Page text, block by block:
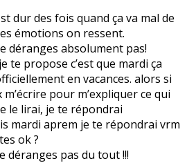
dur des fois quand ça va mal de
émotions on ressent.
déranges absolument pas!
te propose c’est que mardi ça
en vacances. alors si
m’écrire pour m’expliquer ce qui
le lirai, je te répondrai
mardi aprem je te répondrai vrm
ok ?
déranges pas du tout !!!